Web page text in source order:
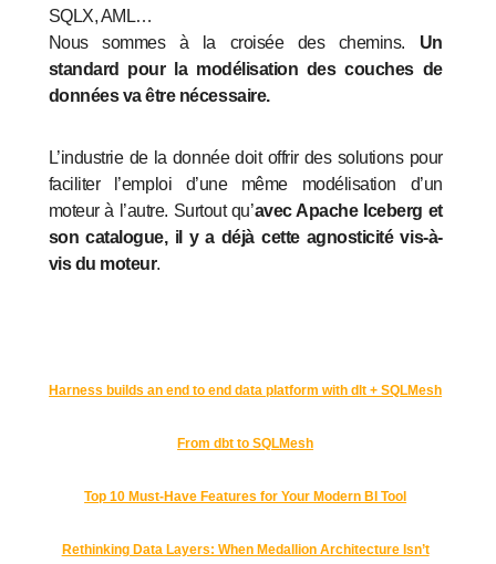
SQLX, AML…
Nous sommes à la croisée des chemins. Un
standard pour la modélisation des couches de
données va être nécessaire.
L’industrie de la donnée doit offrir des solutions pour
faciliter l’emploi d’une même modélisation d’un
moteur à l’autre. Surtout qu’avec Apache Iceberg et
son catalogue, il y a déjà cette agnosticité vis-à-
vis du moteur.
Harness builds an end to end data platform with dlt + SQLMesh
From dbt to SQLMesh
Top 10 Must-Have Features for Your Modern BI Tool
Rethinking Data Layers: When Medallion Architecture Isn’t